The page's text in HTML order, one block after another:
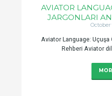
AVIATOR
JARGONLARI
October
Aviator Language: Uçuşa
Rehberi Aviator